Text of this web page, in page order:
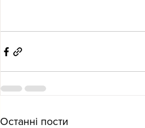
Останні пости